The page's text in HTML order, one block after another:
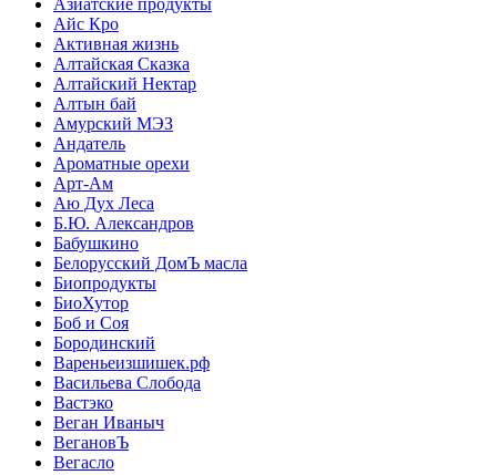
Азиатские продукты
Айс Кро
Активная жизнь
Алтайская Сказка
Алтайский Нектар
Алтын бай
Амурский МЭЗ
Андатель
Ароматные орехи
Арт-Ам
Аю Дух Леса
Б.Ю. Александров
Бабушкино
Белорусский ДомЪ масла
Биопродукты
БиоХутор
Боб и Соя
Бородинский
Вареньеизшишек.рф
Васильева Слобода
Вастэко
Веган Иваныч
ВегановЪ
Вегасло